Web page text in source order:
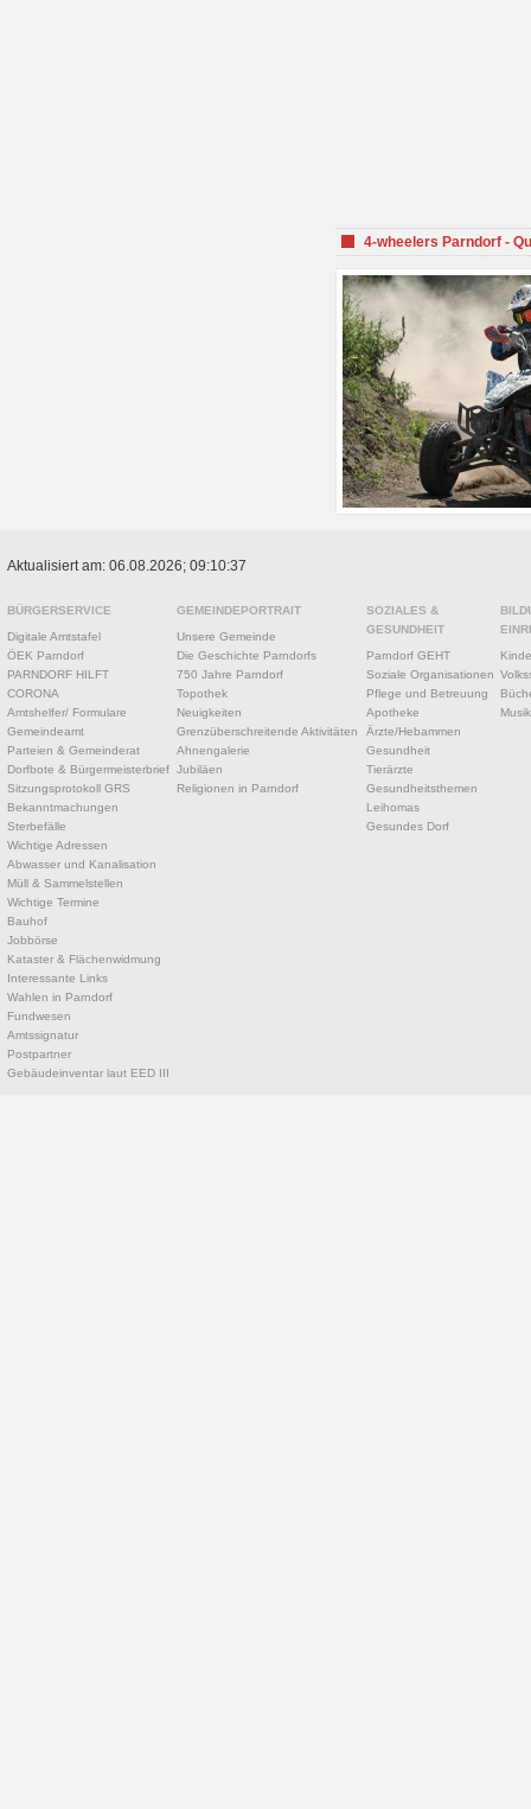
4-wheelers Parndorf -
Aktualisiert am: 06.08.2026; 09:10:37
BÜRGERSERVICE
Digitale Amtstafel
ÖEK Parndorf
PARNDORF HILFT
CORONA
Amtshelfer/ Formulare
Gemeindeamt
Parteien & Gemeinderat
Dorfbote & Bürgermeisterbrief
Sitzungsprotokoll GRS
Bekanntmachungen
Sterbefälle
Wichtige Adressen
Abwasser und Kanalisation
Müll & Sammelstellen
Wichtige Termine
Bauhof
Jobbörse
Kataster & Flächenwidmung
Interessante Links
Wahlen in Parndorf
Fundwesen
Amtssignatur
Postpartner
Gebäudeinventar laut EED III
GEMEINDEPORTRAIT
Unsere Gemeinde
Die Geschichte Parndorfs
750 Jahre Parndorf
Topothek
Neuigkeiten
Grenzüberschreitende Aktivitäten
Ahnengalerie
Jubiläen
Religionen in Parndorf
SOZIALES &
GESUNDHEIT
Parndorf GEHT
Soziale Organisationen
Pflege und Betreuung
Apotheke
Ärzte/Hebammen
Gesundheit
Tierärzte
Gesundheitsthemen
Leihomas
Gesundes Dorf